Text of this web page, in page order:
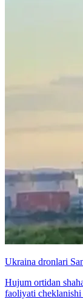
Ukraina dronlari
Hujum ortidan
faoliyati